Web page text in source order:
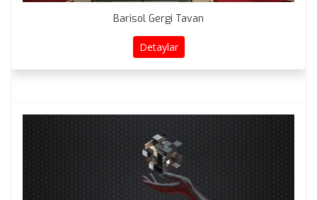
Barisol Gergi Tavan
Detaylar